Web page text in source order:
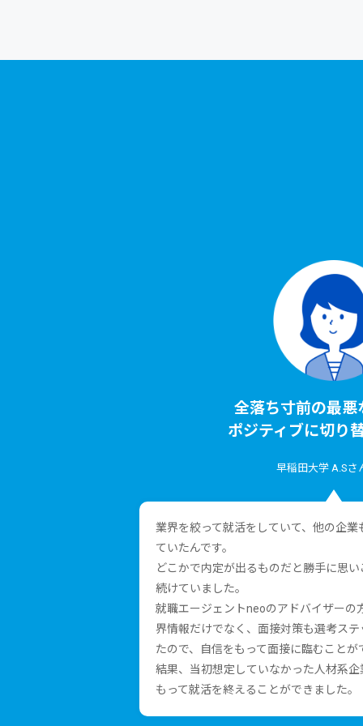
全落ち⼨前の最悪
ポジティブに切り
早稲⽥⼤学 A.Sさ
業界を絞って就活をしていて、他の企
ていたんです。
どこかで内定が出るものだと勝⼿に思
続けていました。
就職エージェントneoのアドバイザーの
界情報だけでなく、⾯接対策も選考ス
たので、⾃信をもって⾯接に臨むことが
結果、当初想定していなかった⼈材系
もって就活を終えることができました。